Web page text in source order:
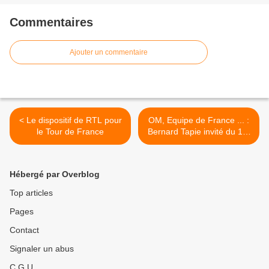
Commentaires
Ajouter un commentaire
< Le dispositif de RTL pour
le Tour de France
OM, Equipe de France ... :
Bernard Tapie invité du 17-
20 sur i>TELE >
Hébergé par Overblog
Top articles
Pages
Contact
Signaler un abus